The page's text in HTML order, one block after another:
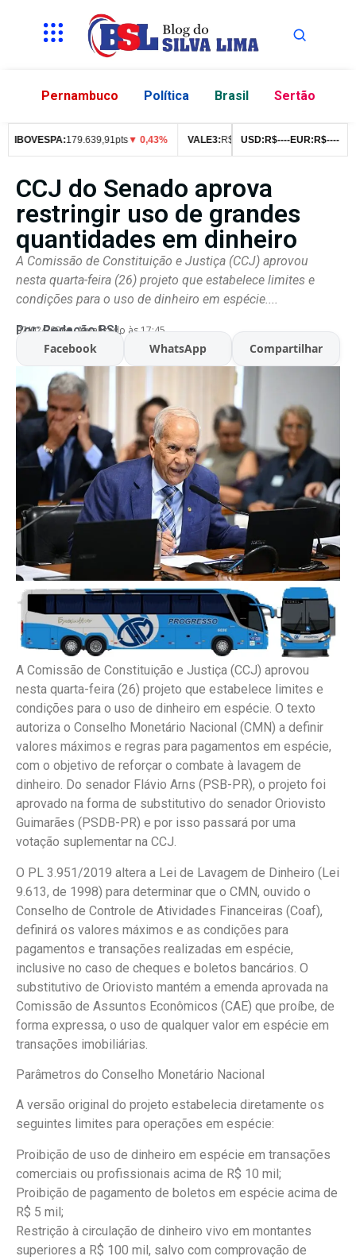
Pernambuco Política Brasil Sertão
179.639,91pts▼ 0,43% VALE3:R$76,99▼ 2,49% ITUB4:R$
USD: R$----EUR: R$----
CCJ do Senado aprova
restringir uso de grandes
quantidades em dinheiro
A Comissão de Constituição e Justiça (CCJ) aprovou
nesta quarta-feira (26) projeto que estabelece limites e
condições para o uso de dinheiro em espécie....
Por:Redação BSL
07/02/2026 Atualizado às 17:45
Facebook WhatsApp Compartilhar
A Comissão de Constituição e Justiça (CCJ) aprovou
nesta quarta-feira (26) projeto que estabelece limites e
condições para o uso de dinheiro em espécie. O texto
autoriza o Conselho Monetário Nacional (CMN) a definir
valores máximos e regras para pagamentos em espécie,
com o objetivo de reforçar o combate à lavagem de
dinheiro. Do senador Flávio Arns (PSB-PR), o projeto foi
aprovado na forma de substitutivo do senador Oriovisto
Guimarães (PSDB-PR) e por isso passará por uma
votação suplementar na CCJ.
O PL 3.951/2019 altera a Lei de Lavagem de Dinheiro (Lei
9.613, de 1998) para determinar que o CMN, ouvido o
Conselho de Controle de Atividades Financeiras (Coaf),
definirá os valores máximos e as condições para
pagamentos e transações realizadas em espécie,
inclusive no caso de cheques e boletos bancários. O
substitutivo de Oriovisto mantém a emenda aprovada na
Comissão de Assuntos Econômicos (CAE) que proíbe, de
forma expressa, o uso de qualquer valor em espécie em
transações imobiliárias.
Parâmetros do Conselho Monetário Nacional
A versão original do projeto estabelecia diretamente os
seguintes limites para operações em espécie:
Proibição de uso de dinheiro em espécie em transações
comerciais ou profissionais acima de R$ 10 mil;
Proibição de pagamento de boletos em espécie acima de
R$ 5 mil;
Restrição à circulação de dinheiro vivo em montantes
superiores a R$ 100 mil, salvo com comprovação de